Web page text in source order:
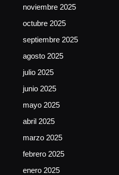
noviembre 2025
octubre 2025
septiembre 2025
agosto 2025
julio 2025
junio 2025
mayo 2025
abril 2025
marzo 2025
febrero 2025
enero 2025